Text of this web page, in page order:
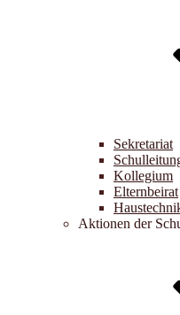
Sekretariat
Kollegium
Elternbeirat
Aktionen der